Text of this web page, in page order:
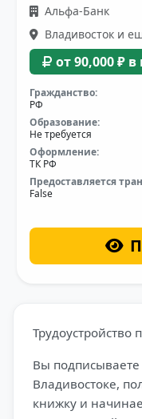
Альфа-Банк
Владивосток и
от 90,000 ₽
Гражданство:
РФ
Образование:
Не требуется
Оформление:
ТК РФ
Предоставляется
False
Трудоустройство
Вы подписываете
Владивостоке,
книжку и